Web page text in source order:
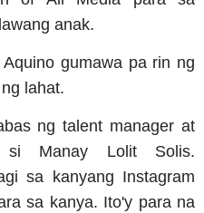
anak.
gumawa pa rin ng
lahat.
ng talent manager at
si Manay Lolit Solis.
sa kanyang Instagram
sa kanya. Ito'y para na